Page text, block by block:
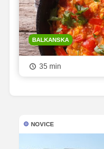
BALKANSKA
35 min
NOVICE